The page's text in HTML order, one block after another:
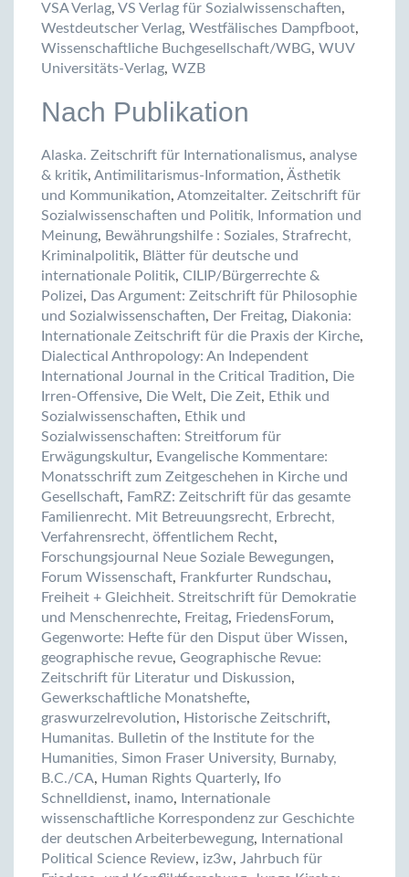
VSA Verlag, VS Verlag für Sozialwissenschaften,
Westdeutscher Verlag, Westfälisches Dampfboot,
Wissenschaftliche Buchgesellschaft/WBG, WUV
Universitäts-Verlag, WZB
Nach Publikation
Alaska. Zeitschrift für Internationalismus, analyse
& kritik, Antimilitarismus-Information, Ästhetik
und Kommunikation, Atomzeitalter. Zeitschrift für
Sozialwissenschaften und Politik, Information und
Meinung, Bewährungshilfe : Soziales, Strafrecht,
Kriminalpolitik, Blätter für deutsche und
internationale Politik, CILIP/Bürgerrechte &
Polizei, Das Argument: Zeitschrift für Philosophie
und Sozialwissenschaften, Der Freitag, Diakonia:
Internationale Zeitschrift für die Praxis der Kirche,
Dialectical Anthropology: An Independent
International Journal in the Critical Tradition, Die
Irren-Offensive, Die Welt, Die Zeit, Ethik und
Sozialwissenschaften, Ethik und
Sozialwissenschaften: Streitforum für
Erwägungskultur, Evangelische Kommentare:
Monatsschrift zum Zeitgeschehen in Kirche und
Gesellschaft, FamRZ: Zeitschrift für das gesamte
Familienrecht. Mit Betreuungsrecht, Erbrecht,
Verfahrensrecht, öffentlichem Recht,
Forschungsjournal Neue Soziale Bewegungen,
Forum Wissenschaft, Frankfurter Rundschau,
Freiheit + Gleichheit. Streitschrift für Demokratie
und Menschenrechte, Freitag, FriedensForum,
Gegenworte: Hefte für den Disput über Wissen,
geographische revue, Geographische Revue:
Zeitschrift für Literatur und Diskussion,
Gewerkschaftliche Monatshefte,
graswurzelrevolution, Historische Zeitschrift,
Humanitas. Bulletin of the Institute for the
Humanities, Simon Fraser University, Burnaby,
B.C./CA, Human Rights Quarterly, Ifo
Schnelldienst, inamo,
Internationale
wissenschaftliche Korrespondenz zur Geschichte
der deutschen Arbeiterbewegung,
International
Political Science Review, iz3w, Jahrbuch für